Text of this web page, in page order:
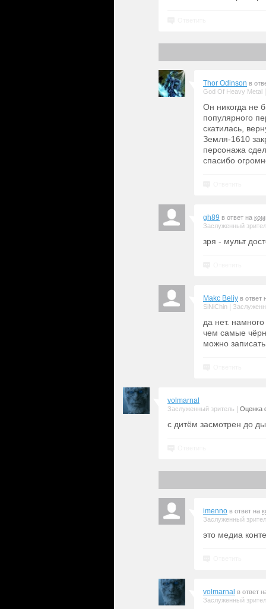
Thor Odinson в
God Of Heavy Metal
Он никогда не
популярного
скатилась,
Земля-1610
персонажа
спасибо
gh89 в ответ на
Заслуженный
зря - мульт
Makc Beliy в ответ
SiNiChin
да нет.
чем самые
можно
volmarnal
Заслуженный зритель Оценка
с дитём засмотрен до
imenno в ответ на
Заслуженный
это медиа
volmarnal в ответ
Заслуженный